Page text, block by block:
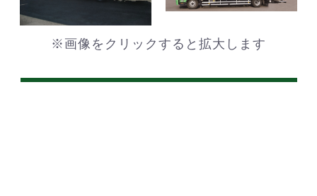
※画像をクリックすると拡大します